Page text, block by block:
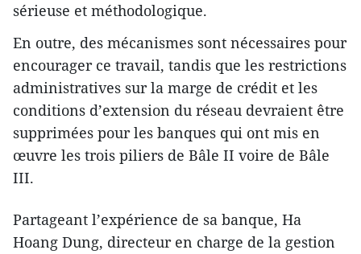
sérieuse et méthodologique.
En outre, des mécanismes sont nécessaires pour
encourager ce travail, tandis que les restrictions
administratives sur la marge de crédit et les
conditions d’extension du réseau devraient être
supprimées pour les banques qui ont mis en
œuvre les trois piliers de Bâle II voire de Bâle
III.
Partageant l’expérience de sa banque, Ha
Hoang Dung, directeur en charge de la gestion